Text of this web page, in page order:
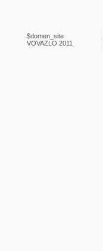
$domen_site
VOVAZLO 2011